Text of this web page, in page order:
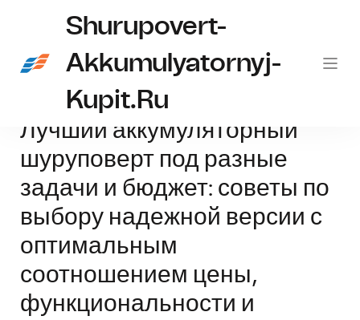
Shurupovert-
Akkumulyatornyj-
Kupit.ru
аккумуляторный шуруповерт
Лучший аккумуляторный
шуруповерт под разные
задачи и бюджет: советы по
выбору надежной версии с
оптимальным
соотношением цены,
функциональности и